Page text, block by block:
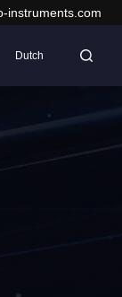
instruments.com
Dutch